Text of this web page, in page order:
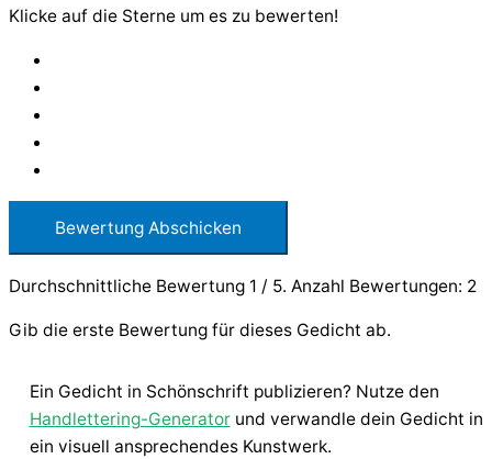
Klicke auf die Sterne um es zu bewerten!
Bewertung Abschicken
Durchschnittliche Bewertung 1 / 5. Anzahl Bewertungen: 2
Gib die erste Bewertung für dieses Gedicht ab.
Ein Gedicht in Schönschrift publizieren? Nutze den
Handlettering-Generatorund verwandle dein Gedicht in
ein visuell ansprechendes Kunstwerk.